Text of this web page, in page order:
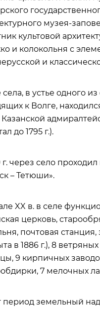
музея-
культовой
и колокольня с
и
в устье одного из
к Волге,
Казанской
до 1795 г.).
г. через село
– Тетюши».
XX в. в селе
церковь,
почтовая
в 1886 г.), 8
9 кирпичных
7 мелочных
период земельный